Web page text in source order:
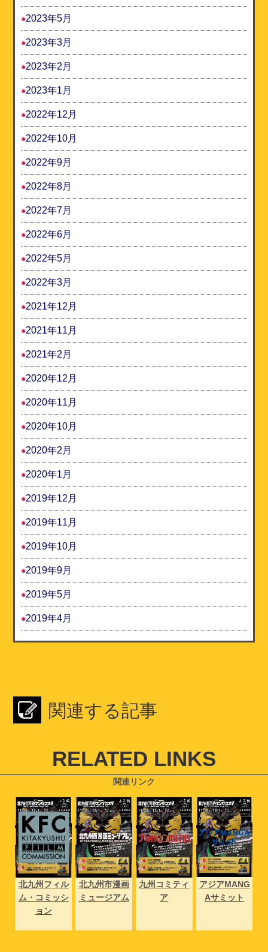
2023年5月
2023年3月
2023年2月
2023年1月
2022年12月
2022年10月
2022年9月
2022年8月
2022年7月
2022年6月
2022年5月
2022年3月
2021年12月
2021年11月
2021年2月
2020年12月
2020年11月
2020年10月
2020年2月
2020年1月
2019年12月
2019年11月
2019年10月
2019年9月
2019年5月
2019年4月
関連する記事
RELATED LINKS
関連リンク
北九州フィル
ム・コミッシ
ョン
北九州市漫画
ミュージアム
九州コミティ
ア
アジアMANG
Aサミット